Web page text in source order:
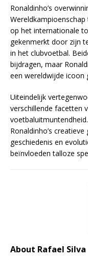
Ronaldinho’s
op het internationale
gekenmerkt door zijn
in het clubvoetbal.
bijdragen, maar
een wereldwijde icoon
Uiteindelijk
verschillende facetten
Ronaldinho’s
geschiedenis en
beïnvloeden talloze
About Rafael Silva